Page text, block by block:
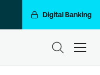
Digital Banking